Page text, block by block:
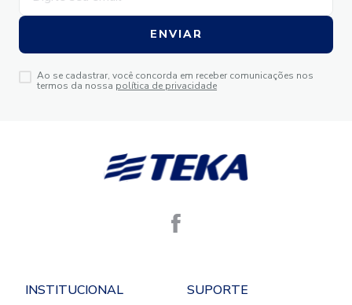
ENVIAR
Ao se cadastrar, você concorda em receber comunicações nos
termos da nossa política de privacidade
INSTITUCIONAL SUPORTE